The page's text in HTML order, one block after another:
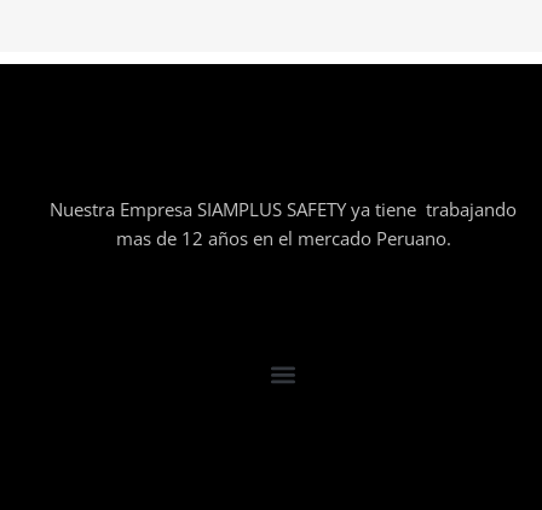
Nuestra Empresa SIAMPLUS SAFETY ya tiene trabajando
mas de 12 años en el mercado Peruano.